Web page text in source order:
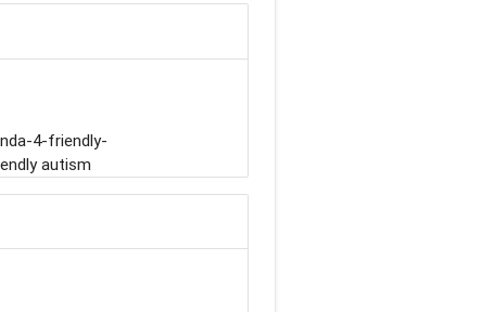
4-friendly-
autism